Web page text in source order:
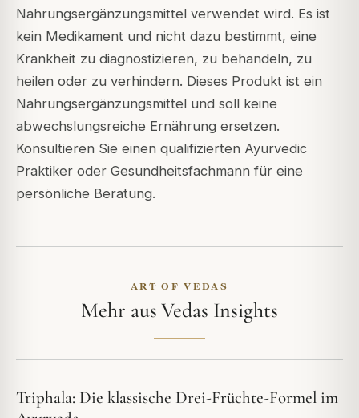
Nahrungsergänzungsmittel verwendet wird. Es ist
kein Medikament und nicht dazu bestimmt, eine
Krankheit zu diagnostizieren, zu behandeln, zu
heilen oder zu verhindern. Dieses Produkt ist ein
Nahrungsergänzungsmittel und soll keine
abwechslungsreiche Ernährung ersetzen.
Konsultieren Sie einen qualifizierten Ayurvedic
Praktiker oder Gesundheitsfachmann für eine
persönliche Beratung.
ART OF VEDAS
Mehr aus Vedas Insights
Triphala: Die klassische Drei-Früchte-Formel im